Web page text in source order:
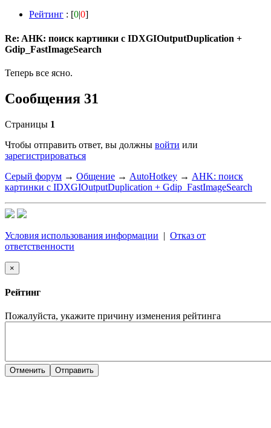
Рейтинг : [00]
Re: AHK: поиск картинки с IDXGIOutputDuplication +
Gdip_FastImageSearch
Теперь все ясно.
Сообщения 31
Страницы 1
Чтобы отправить ответ, вы должны войти или
зарегистрироваться
Серый форум → Общение → AutoHotkey → AHK: поиск
картинки с IDXGIOutputDuplication + Gdip_FastImageSearch
Условия использования информации | Отказ от
ответственности
×
Рейтинг
Пожалуйста, укажите причину изменения рейтинга
Отменить Отправить